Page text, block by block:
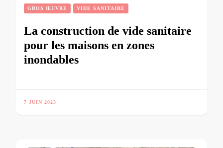
GROS ŒUVRE VIDE SANITAIRE
La construction de vide sanitaire
pour les maisons en zones
inondables
7 JUIN 2023